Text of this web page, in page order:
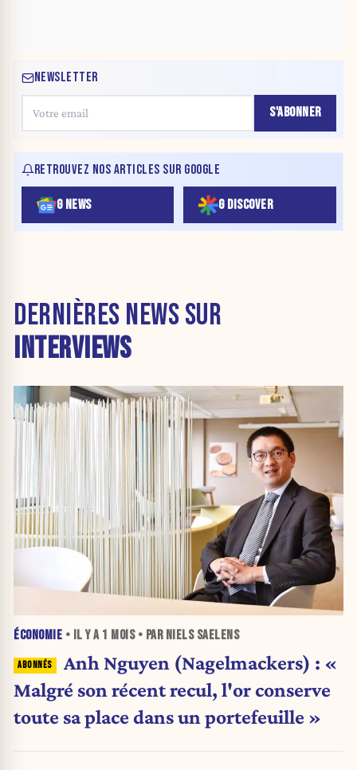
NEWSLETTER
S'ABONNER
RETROUVEZ NOS ARTICLES SUR GOOGLE
G NEWS G DISCOVER
DERNIÈRES NEWS SUR
INTERVIEWS
ÉCONOMIE • IL Y A 1 MOIS• PAR NIELS SAELENS
Anh Nguyen (Nagelmackers) : «
Malgré son récent recul, l'or conserve
toute sa place dans un portefeuille »